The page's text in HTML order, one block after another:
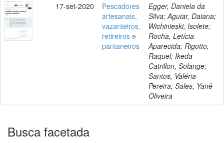
17-set-2020
Pescadores
artesanais,
vazanteiros,
retireiros e
pantaneiros
Egger, Daniela da
Silva; Aguiar, Daiana;
Wichinieski, Isolete;
Rocha, Letícia
Aparecida; Rigotto,
Raquel; Ikeda-
Catrillon, Solange;
Santos, Valéria
Pereira; Sales, Yanê
Oliveira
Busca facetada